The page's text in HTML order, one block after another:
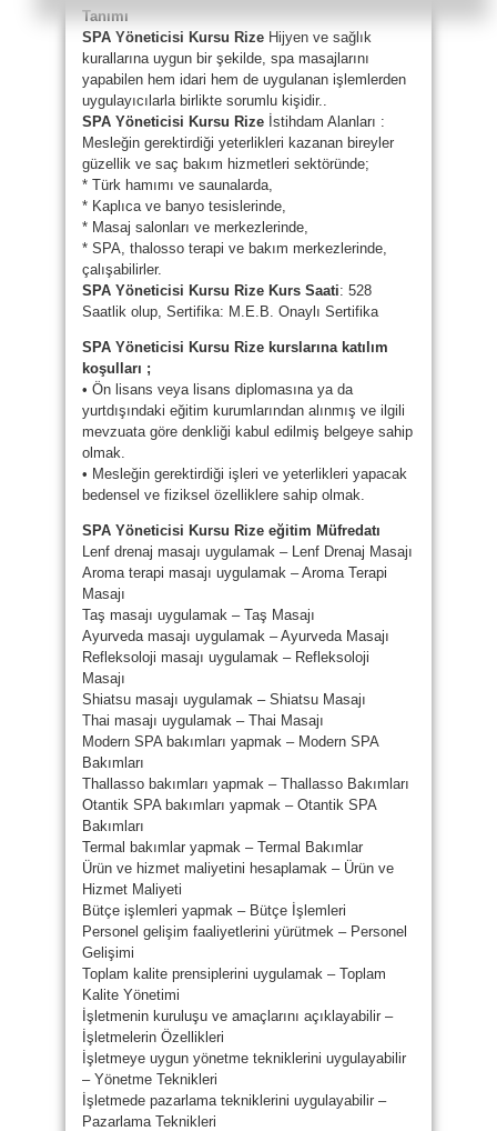
Tanımı
SPA Yöneticisi Kursu Rize Hijyen ve sağlık
kurallarına uygun bir şekilde, spa masajlarını
yapabilen hem idari hem de uygulanan işlemlerden
uygulayıcılarla birlikte sorumlu kişidir..
SPA Yöneticisi Kursu Rize İstihdam Alanları :
Mesleğin gerektirdiği yeterlikleri kazanan bireyler
güzellik ve saç bakım hizmetleri sektöründe;
* Türk hamımı ve saunalarda,
* Kaplıca ve banyo tesislerinde,
* Masaj salonları ve merkezlerinde,
* SPA, thalosso terapi ve bakım merkezlerinde,
çalışabilirler.
SPA Yöneticisi Kursu Rize Kurs Saati: 528
Saatlik olup, Sertifika: M.E.B. Onaylı Sertifika
SPA Yöneticisi Kursu Rize kurslarına katılım
koşulları ;
• Ön lisans veya lisans diplomasına ya da
yurtdışındaki eğitim kurumlarından alınmış ve ilgili
mevzuata göre denkliği kabul edilmiş belgeye sahip
olmak.
• Mesleğin gerektirdiği işleri ve yeterlikleri yapacak
bedensel ve fiziksel özelliklere sahip olmak.
SPA Yöneticisi Kursu Rize eğitim Müfredatı
Lenf drenaj masajı uygulamak – Lenf Drenaj Masajı
Aroma terapi masajı uygulamak – Aroma Terapi
Masajı
Taş masajı uygulamak – Taş Masajı
Ayurveda masajı uygulamak – Ayurveda Masajı
Refleksoloji masajı uygulamak – Refleksoloji
Masajı
Shiatsu masajı uygulamak – Shiatsu Masajı
Thai masajı uygulamak – Thai Masajı
Modern SPA bakımları yapmak – Modern SPA
Bakımları
Thallasso bakımları yapmak – Thallasso Bakımları
Otantik SPA bakımları yapmak – Otantik SPA
Bakımları
Termal bakımlar yapmak – Termal Bakımlar
Ürün ve hizmet maliyetini hesaplamak – Ürün ve
Hizmet Maliyeti
Bütçe işlemleri yapmak – Bütçe İşlemleri
Personel gelişim faaliyetlerini yürütmek – Personel
Gelişimi
Toplam kalite prensiplerini uygulamak – Toplam
Kalite Yönetimi
İşletmenin kuruluşu ve amaçlarını açıklayabilir –
İşletmelerin Özellikleri
İşletmeye uygun yönetme tekniklerini uygulayabilir
– Yönetme Teknikleri
İşletmede pazarlama tekniklerini uygulayabilir –
Pazarlama Teknikleri